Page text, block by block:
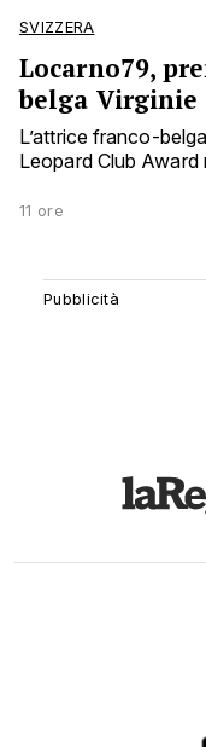
SVIZZERA
Locarno79,
belga Virginie
L’attrice franco-
Leopard Club Award
11 ore